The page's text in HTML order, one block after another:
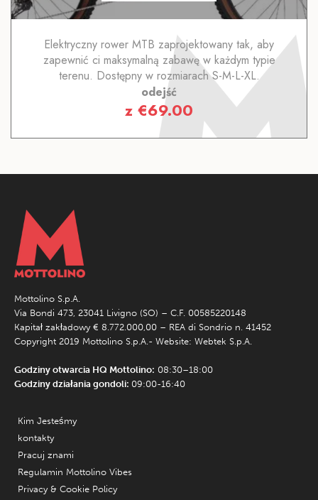
Elektryczny rower MTB zaprojektowany tak, aby
zapewnić ci maksymalną zabawę w każdym typie
terenu. Dostępny w rozmiarach S-M-L-XL.
odejść
z €69.00
Mottolino S.p.A.
Via Bondi 473, 23041 Livigno (SO) – C.F. 00585220148
Kapitał zakładowy € 8.772.000,00 – REA di Sondrio n. 41452
Copyright 2019 Mottolino S.p.A.- Website: Webtek S.p.A.
Godziny otwarcia HQ Mottolino: 08:30–18:00
Godziny działania gondoli: 09:00-16:40
Kim Jesteśmy
kontakty
Pracuj znami
Regulamin Mottolino Vibes
Privacy & Cookie Policy